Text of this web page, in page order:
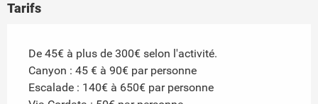
Tarifs
De 45€ à plus de 300€ selon l'activité.
Canyon : 45 € à 90€ par personne
Escalade : 140€ à 650€ par personne